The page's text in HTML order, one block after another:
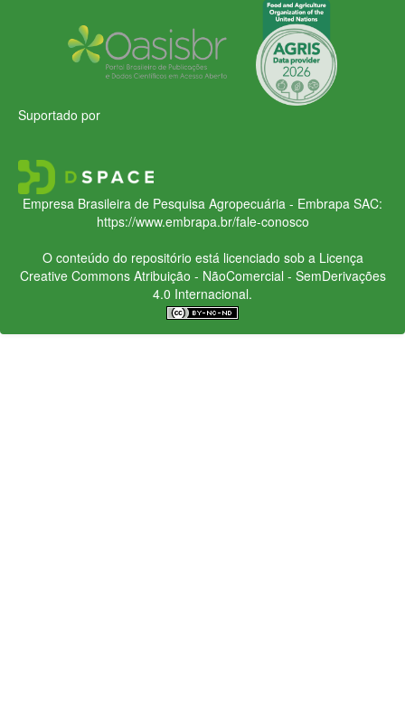
Suportado por
Empresa Brasileira de Pesquisa Agropecuária - Embrapa SAC:
https://www.embrapa.br/fale-conosco
O conteúdo do repositório está licenciado sob a Licença
Creative CommonsAtribuição - NãoComercial - SemDerivações
4.0 Internacional.